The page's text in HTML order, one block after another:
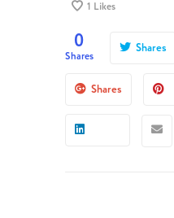
1 Likes
0
Shares
Shares
Shares